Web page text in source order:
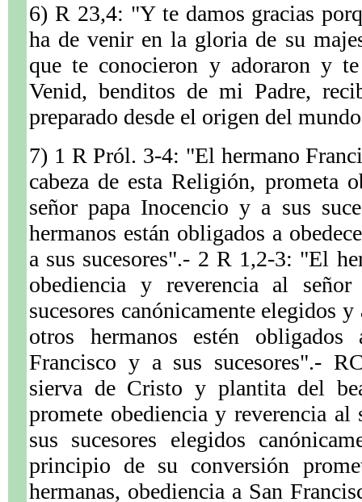
6) R 23,4: "Y te damos gracias
ha de venir en la gloria de su
que te conocieron y adoraron y
Venid, benditos de mi Padre,
preparado desde el origen del
7) 1 R Pról. 3-4: "El hermano
cabeza de esta Religión, prometa
señor papa Inocencio y a sus
hermanos están obligados a
a sus sucesores".- 2 R 1,2-3: "El
obediencia y reverencia al
sucesores canónicamente elegidos
otros hermanos estén obligados
Francisco y a sus sucesores".-
sierva de Cristo y plantita del
promete obediencia y reverencia al
sus sucesores elegidos
principio de su conversión
hermanas, obediencia a San